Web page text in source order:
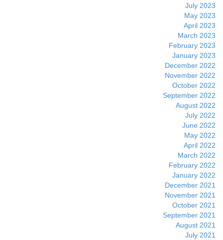
July 2023
May 2023
April 2023
March 2023
February 2023
January 2023
December 2022
November 2022
October 2022
September 2022
August 2022
July 2022
June 2022
May 2022
April 2022
March 2022
February 2022
January 2022
December 2021
November 2021
October 2021
September 2021
August 2021
July 2021